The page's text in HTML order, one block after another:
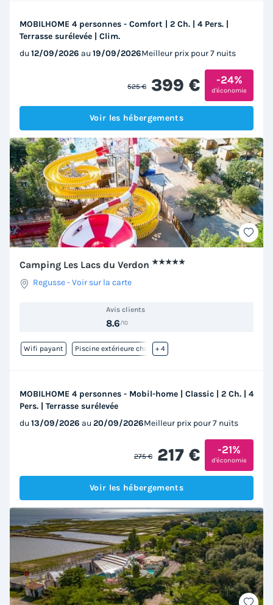
MOBILHOME 4 personnes - Comfort | 2 Ch. | 4 Pers. |
Terrasse surélevée | Clim.
du 12/09/2026 au 19/09/2026Meilleur prix pour 7 nuits
525 € 399 € -24%
d'économie
Voir les hébergements
Camping Les Lacs du Verdon ★★★★★
Regusse-Voir sur la carte
Avis clients
8.6/10
Wifi payant Piscine extérieure chauffée
+ 4
MOBILHOME 4 personnes - Mobil-home | Classic | 2 Ch. | 4
Pers. | Terrasse surélevée
du 13/09/2026 au 20/09/2026Meilleur prix pour 7 nuits
275 € 217 € -21%
d'économie
Voir les hébergements